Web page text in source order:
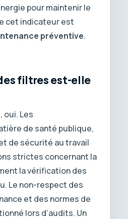
pour maintenir le
cet indicateur est
préventive.
filtres est-elle
oui. Les
de santé publique,
de sécurité au travail
strictes concernant la
la vérification des
Le non-respect des
et des normes de
lors d’audits. Un